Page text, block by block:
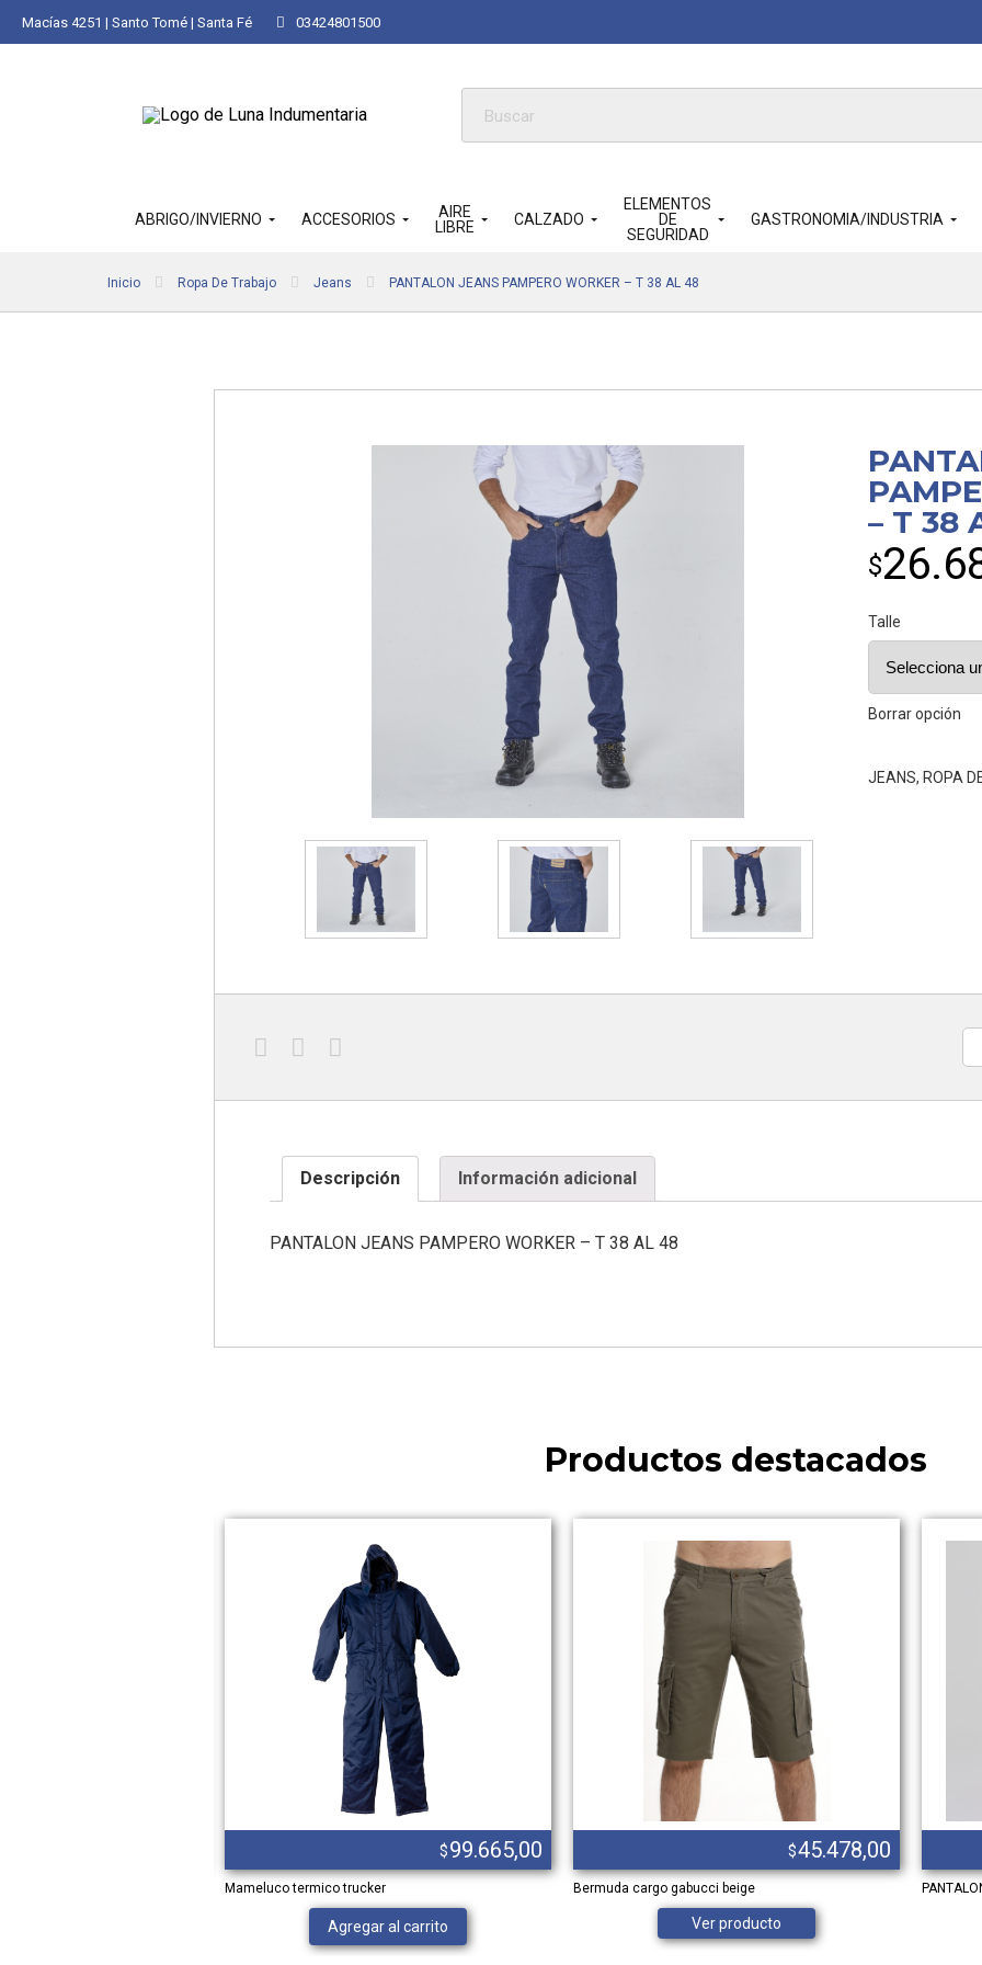
Macías 4251 | Santo Tomé | Santa Fé 03424801500
Búsqueda
ABRIGO/INVIERNO ACCESORIOS
AIRE
LIBRE
CALZADO
ELEMENTOS
DE
SEGURIDAD
GASTRONOMIA/INDUSTRIA
Inicio Ropa De Trabajo Jeans PANTALON JEANS PAMPERO WORKER – T 38 AL 48
– T 38
$
Talle
Borrar opción
JEANS, ROPA
Descripción Información adicional
PANTALON JEANS PAMPERO WORKER – T 38 AL 48
Productos destacados
$99.665,00
Mameluco termico trucker
Agregar al carrito
$45.478,00
Bermuda cargo gabucci beige
Ver producto